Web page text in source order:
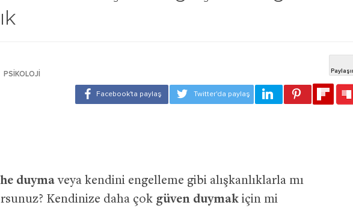
PSIKOLOJI
duymaveya kendini engelleme gibi alışkanlıklarla mı
Kendinize daha çok güven duymak için mi